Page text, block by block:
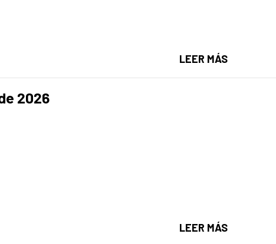
LEER MÁS
2026
LEER MÁSAGENDA